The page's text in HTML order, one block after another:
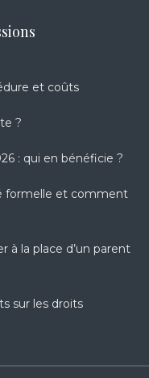
et coûts
?
: qui en bénéficie ?
formelle et comment
à la place d’un parent
sur les droits